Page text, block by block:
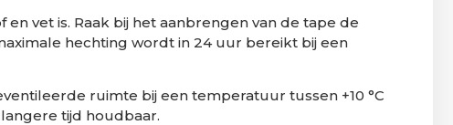
vet is. Raak bij het aanbrengen van de tape de
hechting wordt in 24 uur bereikt bij een
ruimte bij een temperatuur tussen +10 °C
tijd houdbaar.